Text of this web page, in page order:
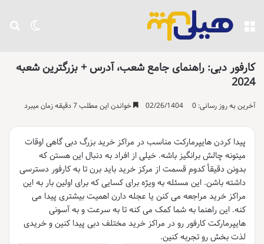
تغییر منو
کارفور دبی: راهنمای جامع شعب، آدرس + بزرگترین شعبه
2024
آخرین به روز رسانی: 02/26/1404 0 خواندن این مطلب 7 دقیقه زمان میبرد
پیدا کردن هایپرمارکت مناسب در مراکز خرید بزرگ دبی گاهی اوقات
میتونه چالش برانگیز باشه. خیلی از افراد به دنبال این هستن که
بدونن دقیقاً کدوم قسمت از مرکز خرید باید برن تا به کارفور دسترسی
داشته باشن. این مسئله به ویژه برای کسایی که برای اولین بار به این
مراکز خرید مراجعه می کنن یا عجله دارن اهمیت بیشتری پیدا می
کنه. این راهنما به شما کمک می کنه تا به سرعت و به آسونی
هایپرمارکت کارفور رو در مراکز خرید مختلف دبی پیدا کنین و خریدی
لذت بخش رو تجربه کنین.